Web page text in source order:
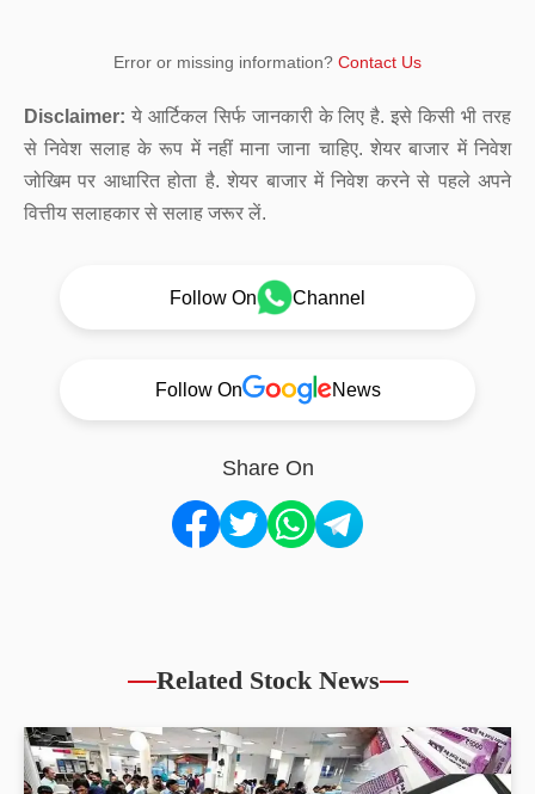
Error or missing information? Contact Us
Disclaimer: ये आर्टिकल सिर्फ जानकारी के लिए है. इसे किसी भी तरह
से निवेश सलाह के रूप में नहीं माना जाना चाहिए. शेयर बाजार में निवेश
जोखिम पर आधारित होता है. शेयर बाजार में निवेश करने से पहले अपने
वित्तीय सलाहकार से सलाह जरूर लें.
Follow On Channel
Follow On News
Share On
Related Stock News